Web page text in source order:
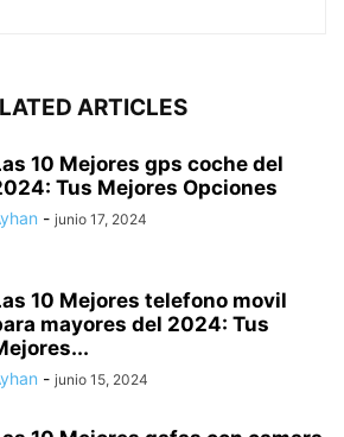
ARTICLES
10 Mejores gps coche del
Tus Mejores Opciones
- junio 17, 2024
10 Mejores telefono movil
mayores del 2024: Tus
- junio 15, 2024